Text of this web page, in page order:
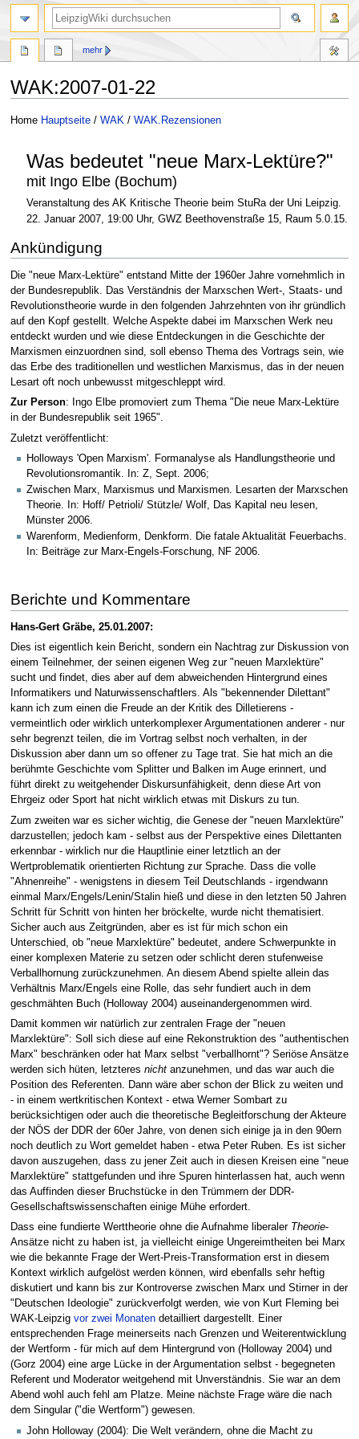
WAK:2007-01-22
Zur
Zur
Home Hauptseite/ WAK / WAK.Rezensionen
Was bedeutet "neue Marx-Lektüre?"
mit Ingo Elbe (Bochum)
Veranstaltung des AK Kritische Theorie beim StuRa der Uni Leipzig.
22. Januar 2007, 19:00 Uhr, GWZ Beethovenstraße 15, Raum 5.0.15.
Ankündigung
Die "neue Marx-Lektüre" entstand Mitte der 1960er Jahre vornehmlich in
der Bundesrepublik. Das Verständnis der Marxschen Wert-, Staats- und
Revolutionstheorie wurde in den folgenden Jahrzehnten von ihr gründlich
auf den Kopf gestellt. Welche Aspekte dabei im Marxschen Werk neu
entdeckt wurden und wie diese Entdeckungen in die Geschichte der
Marxismen einzuordnen sind, soll ebenso Thema des Vortrags sein, wie
das Erbe des traditionellen und westlichen Marxismus, das in der neuen
Lesart oft noch unbewusst mitgeschleppt wird.
Zur Person: Ingo Elbe promoviert zum Thema "Die neue Marx-Lektüre
in der Bundesrepublik seit 1965".
Zuletzt veröffentlicht:
Holloways 'Open Marxism'. Formanalyse als Handlungstheorie und
Revolutionsromantik. In: Z, Sept. 2006;
Zwischen Marx, Marxismus und Marxismen. Lesarten der Marxschen
Theorie. In: Hoff/ Petrioli/ Stützle/ Wolf, Das Kapital neu lesen,
Münster 2006.
Warenform, Medienform, Denkform. Die fatale Aktualität Feuerbachs.
In: Beiträge zur Marx-Engels-Forschung, NF 2006.
Berichte und Kommentare
Hans-Gert Gräbe, 25.01.2007:
Dies ist eigentlich kein Bericht, sondern ein Nachtrag zur Diskussion von
einem Teilnehmer, der seinen eigenen Weg zur "neuen Marxlektüre"
sucht und findet, dies aber auf dem abweichenden Hintergrund eines
Informatikers und Naturwissenschaftlers. Als "bekennender Dilettant"
kann ich zum einen die Freude an der Kritik des Dilletierens -
vermeintlich oder wirklich unterkomplexer Argumentationen anderer - nur
sehr begrenzt teilen, die im Vortrag selbst noch verhalten, in der
Diskussion aber dann um so offener zu Tage trat. Sie hat mich an die
berühmte Geschichte vom Splitter und Balken im Auge erinnert, und
führt direkt zu weitgehender Diskursunfähigkeit, denn diese Art von
Ehrgeiz oder Sport hat nicht wirklich etwas mit Diskurs zu tun.
Zum zweiten war es sicher wichtig, die Genese der "neuen Marxlektüre"
darzustellen; jedoch kam - selbst aus der Perspektive eines Dilettanten
erkennbar - wirklich nur die Hauptlinie einer letztlich an der
Wertproblematik orientierten Richtung zur Sprache. Dass die volle
"Ahnenreihe" - wenigstens in diesem Teil Deutschlands - irgendwann
einmal Marx/Engels/Lenin/Stalin hieß und diese in den letzten 50 Jahren
Schritt für Schritt von hinten her bröckelte, wurde nicht thematisiert.
Sicher auch aus Zeitgründen, aber es ist für mich schon ein
Unterschied, ob "neue Marxlektüre" bedeutet, andere Schwerpunkte in
einer komplexen Materie zu setzen oder schlicht deren stufenweise
Verballhornung zurückzunehmen. An diesem Abend spielte allein das
Verhältnis Marx/Engels eine Rolle, das sehr fundiert auch in dem
geschmähten Buch (Holloway 2004) auseinandergenommen wird.
Damit kommen wir natürlich zur zentralen Frage der "neuen
Marxlektüre": Soll sich diese auf eine Rekonstruktion des "authentischen
Marx" beschränken oder hat Marx selbst "verballhornt"? Seriöse Ansätze
werden sich hüten, letzteres nichtanzunehmen, und das war auch die
Position des Referenten. Dann wäre aber schon der Blick zu weiten und
- in einem wertkritischen Kontext - etwa Werner Sombart zu
berücksichtigen oder auch die theoretische Begleitforschung der Akteure
der NÖS der DDR der 60er Jahre, von denen sich einige ja in den 90ern
noch deutlich zu Wort gemeldet haben - etwa Peter Ruben. Es ist sicher
davon auszugehen, dass zu jener Zeit auch in diesen Kreisen eine "neue
Marxlektüre" stattgefunden und ihre Spuren hinterlassen hat, auch wenn
das Auffinden dieser Bruchstücke in den Trümmern der DDR-
Gesellschaftswissenschaften einige Mühe erfordert.
Dass eine fundierte Werttheorie ohne die Aufnahme liberaler Theorie-
Ansätze nicht zu haben ist, ja vielleicht einige Ungereimtheiten bei Marx
wie die bekannte Frage der Wert-Preis-Transformation erst in diesem
Kontext wirklich aufgelöst werden können, wird ebenfalls sehr heftig
diskutiert und kann bis zur Kontroverse zwischen Marx und Stirner in der
"Deutschen Ideologie" zurückverfolgt werden, wie von Kurt Fleming bei
WAK-Leipzig vor zwei Monatendetailliert dargestellt. Einer
entsprechenden Frage meinerseits nach Grenzen und Weiterentwicklung
der Wertform - für mich auf dem Hintergrund von (Holloway 2004) und
(Gorz 2004) eine arge Lücke in der Argumentation selbst - begegneten
Referent und Moderator weitgehend mit Unverständnis. Sie war an dem
Abend wohl auch fehl am Platze. Meine nächste Frage wäre die nach
dem Singular ("die Wertform") gewesen.
John Holloway (2004): Die Welt verändern, ohne die Macht zu
mehr